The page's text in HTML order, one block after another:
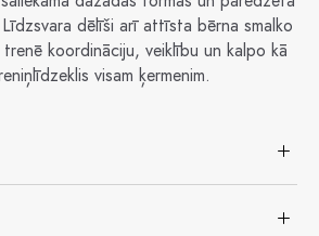
dēlīši arī attīsta bērna smalko
koordināciju, veiklību un kalpo kā
visam ķermenim.